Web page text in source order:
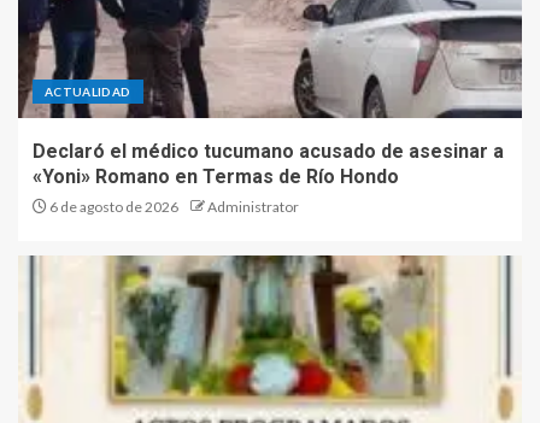
ACTUALIDAD
Declaró el médico tucumano acusado de asesinar a
«Yoni» Romano en Termas de Río Hondo
6 de agosto de 2026 Administrator